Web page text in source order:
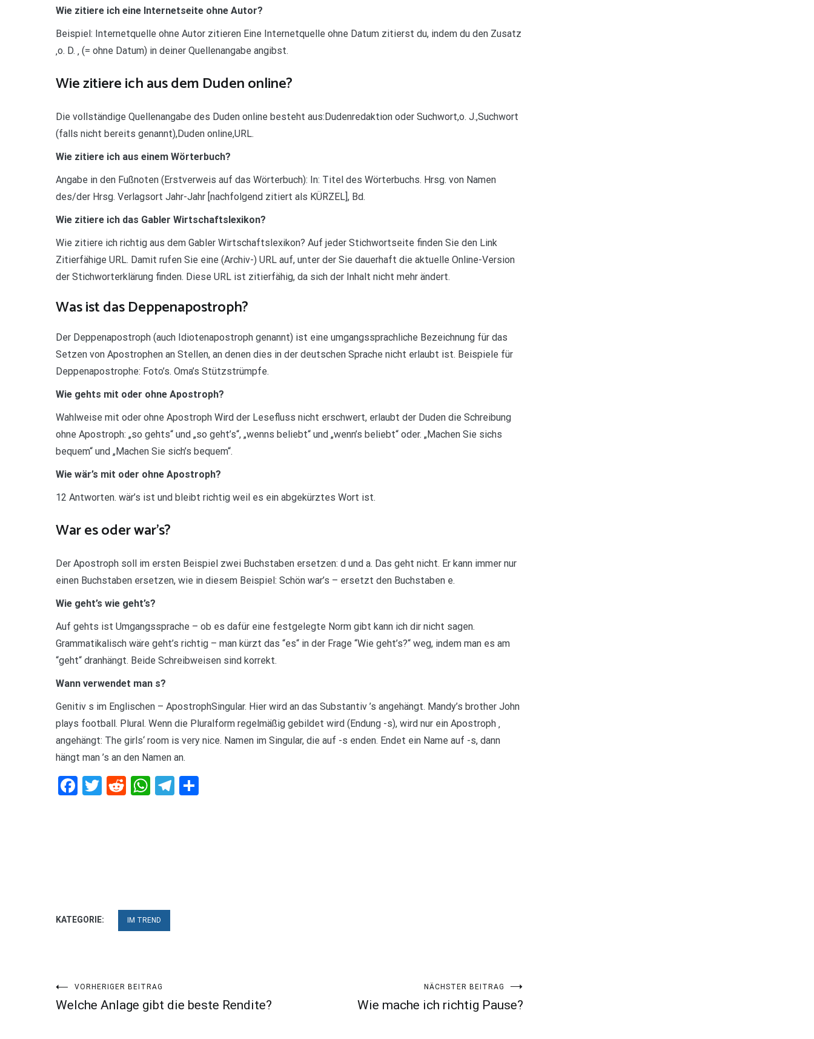
Wie zitiere ich eine Internetseite ohne Autor?
Beispiel: Internetquelle ohne Autor zitieren Eine Internetquelle ohne Datum zitierst du, indem du den Zusatz
‚o. D. ‚ (= ohne Datum) in deiner Quellenangabe angibst.
Wie zitiere ich aus dem Duden online?
Die vollständige Quellenangabe des Duden online besteht aus:Dudenredaktion oder Suchwort,o. J.,Suchwort
(falls nicht bereits genannt),Duden online,URL.
Wie zitiere ich aus einem Wörterbuch?
Angabe in den Fußnoten (Erstverweis auf das Wörterbuch): In: Titel des Wörterbuchs. Hrsg. von Namen
des/der Hrsg. Verlagsort Jahr-Jahr [nachfolgend zitiert als KÜRZEL], Bd.
Wie zitiere ich das Gabler Wirtschaftslexikon?
Wie zitiere ich richtig aus dem Gabler Wirtschaftslexikon? Auf jeder Stichwortseite finden Sie den Link
Zitierfähige URL. Damit rufen Sie eine (Archiv-) URL auf, unter der Sie dauerhaft die aktuelle Online-Version
der Stichworterklärung finden. Diese URL ist zitierfähig, da sich der Inhalt nicht mehr ändert.
Was ist das Deppenapostroph?
Der Deppenapostroph (auch Idiotenapostroph genannt) ist eine umgangssprachliche Bezeichnung für das
Setzen von Apostrophen an Stellen, an denen dies in der deutschen Sprache nicht erlaubt ist. Beispiele für
Deppenapostrophe: Foto’s. Oma’s Stützstrümpfe.
Wie gehts mit oder ohne Apostroph?
Wahlweise mit oder ohne Apostroph Wird der Lesefluss nicht erschwert, erlaubt der Duden die Schreibung
ohne Apostroph: „so gehts“ und „so geht’s“, „wenns beliebt“ und „wenn’s beliebt“ oder. „Machen Sie sichs
bequem“ und „Machen Sie sich’s bequem“.
Wie wär’s mit oder ohne Apostroph?
12 Antworten. wär’s ist und bleibt richtig weil es ein abgekürztes Wort ist.
War es oder war’s?
Der Apostroph soll im ersten Beispiel zwei Buchstaben ersetzen: d und a. Das geht nicht. Er kann immer nur
einen Buchstaben ersetzen, wie in diesem Beispiel: Schön war’s – ersetzt den Buchstaben e.
Wie geht’s wie geht’s?
Auf gehts ist Umgangssprache – ob es dafür eine festgelegte Norm gibt kann ich dir nicht sagen.
Grammatikalisch wäre geht’s richtig – man kürzt das “es“ in der Frage “Wie geht’s?“ weg, indem man es am
“geht“ dranhängt. Beide Schreibweisen sind korrekt.
Wann verwendet man s?
Genitiv s im Englischen – ApostrophSingular. Hier wird an das Substantiv ’s angehängt. Mandy’s brother John
plays football. Plural. Wenn die Pluralform regelmäßig gebildet wird (Endung -s), wird nur ein Apostroph ‚
angehängt: The girls‘ room is very nice. Namen im Singular, die auf -s enden. Endet ein Name auf -s, dann
hängt man ’s an den Namen an.
Facebook
Twitter
RedditWhatsApp
Telegram
KATEGORIE: IM TREND
Beitragsnavigation
VORHERIGER BEITRAG
Welche Anlage gibt die beste Rendite?
NÄCHSTER BEITRAG
Wie mache ich richtig Pause?